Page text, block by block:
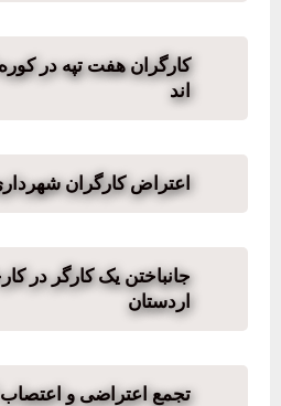
کارگران هفت تپه در
اند
اعتراض کارگران
جانباختن یک کارگر در
اردستان
تجمع اعتراضی و اعتصاب